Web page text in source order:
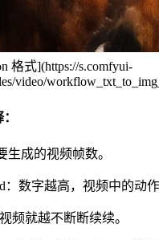
格式](https://s.comfyui-
video/
生成的视频帧数。
：数字越高，视频中的动作
频就越不断断续续。